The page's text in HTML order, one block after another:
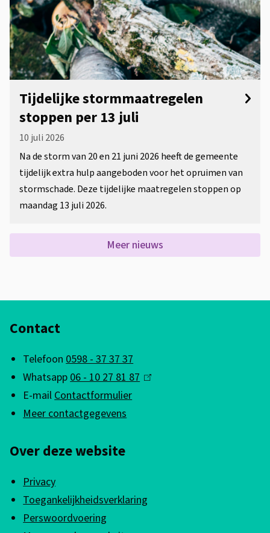
Tijdelijke stormmaatregelen
stoppen per 13 juli
10 juli 2026
Na de storm van 20 en 21 juni 2026 heeft de gemeente
tijdelijk extra hulp aangeboden voor het opruimen van
stormschade. Deze tijdelijke maatregelen stoppen op
maandag 13 juli 2026.
Meer nieuws
m
Contact
Telefoon0598 - 37 37 37
Whatsapp06 - 10 27 81 87(
e
E-mailContactformulier
Meer contactgegevens
Over deze website
Privacy
Toegankelijkheidsverklaring
Perswoordvoering